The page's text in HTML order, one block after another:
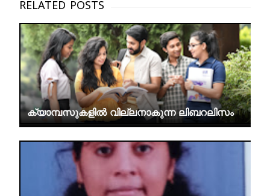
ക്യാമ്പസുകളിൽ വില്ലനാകുന്ന ലിബറലിസം